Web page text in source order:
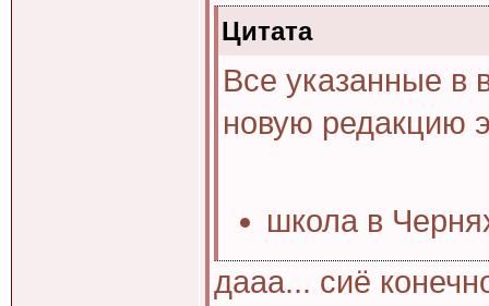
Цитата
Все указанные в
новую редакцию
школа в
дааа... сиё